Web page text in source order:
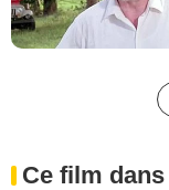
Ce film